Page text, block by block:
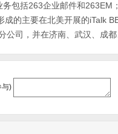
包括263企业邮件和
的主要在北美开展的iTalk
公司，并在济南、武汉、成
与)